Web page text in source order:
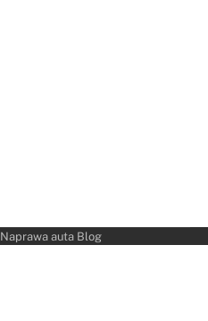
Naprawa auta Blog